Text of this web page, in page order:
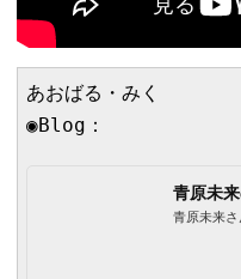
あおばる・みく
◉Blog：
青原未
青原未来